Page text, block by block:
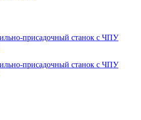
присадочный станок с ЧПУ
присадочный станок с ЧПУ